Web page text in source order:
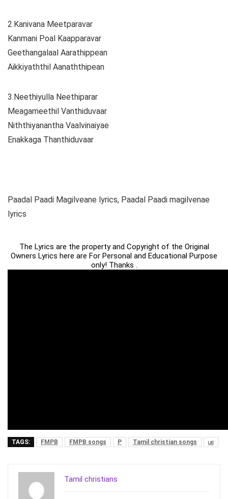
2.Kanivana Meetparavar
Kanmani Poal Kaapparavar
Geethangalaal Aarathippean
Aikkiyaththil Aanaththipean
3.Neethiyulla Neethiparar
Meagameethil Vanthiduvaar
Niththiyanantha Vaalvinaiyae
Enakkaga Thanthiduvaar
Paadal Paadi Magilveane lyrics, Paadal Paadi magilvenae
lyrics
The Lyrics are the property and Copyright of the Original
Owners Lyrics here are For Personal and Educational Purpose
only! Thanks .
TAGS: FMPB FMPB songs P Tamil christian songs பா
Tamil christians